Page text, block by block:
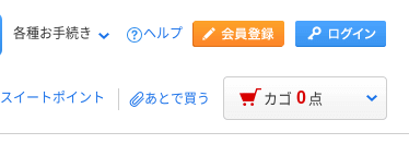
各種お手続き ヘルプ
スイートポイント あとで買う カゴ 0 点